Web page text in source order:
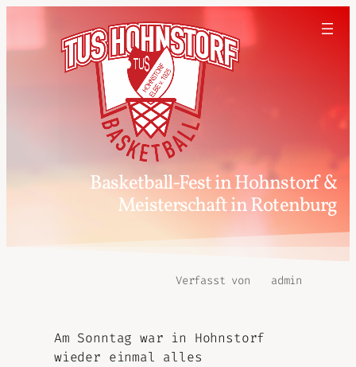
Basketball-Fest in Hohnstorf &
Meisterschaft in Rotenburg
Verfasst von admin
Am Sonntag war in Hohnstorf
wieder einmal alles